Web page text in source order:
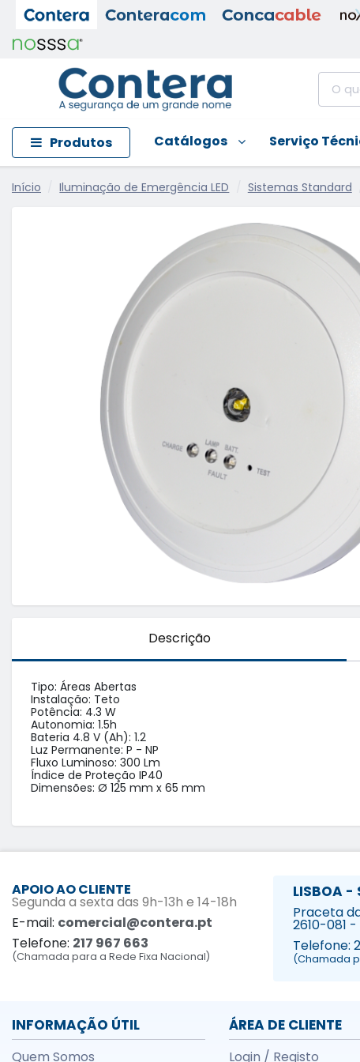
Produtos Catálogos Serviço
Início Iluminação de Emergência LED Sistemas Standard
Descrição
Tipo: Áreas Abertas
Instalação: Teto
Potência: 4.3 W
Autonomia: 1.5h
Bateria 4.8 V (Ah): 1.2
Luz Permanente: P - NP
Fluxo Luminoso: 300 Lm
Índice de Proteção IP40
Dimensões: Ø 125 mm x 65 mm
APOIO AO CLIENTE
Segunda a sexta das 9h-13h e 14-18h
E-mail: comercial@contera.pt
Telefone: 217 967 663
(Chamada para a Rede Fixa Nacional)
LISBOA -
Praceta
2610-081
Telefone:
(Chamada
INFORMAÇÃO ÚTIL
Quem Somos
ÁREA DE CLIENTE
Login / Registo